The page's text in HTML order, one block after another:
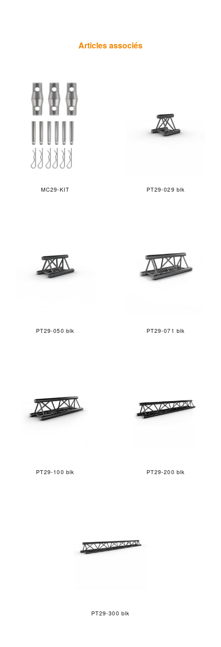
Articles associés
MC29-KIT PT29-029 blk
PT29-050 blk PT29-071 blk
PT29-100 blk PT29-200 blk
PT29-300 blk